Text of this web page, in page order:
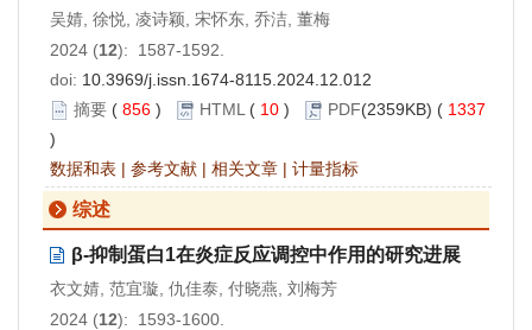
吴婧, 徐悦, 凌诗颖, 宋怀东, 乔洁, 董梅
2024 (12): 1587-1592.
doi: 10.3969/j.issn.1674-8115.2024.12.012
摘要 ( 856 ) HTML ( 10 ) PDF(2359KB) ( 1337
)
数据和表 | 参考文献 | 相关文章 | 计量指标
综述
β-抑制蛋白1在炎症反应调控中作用的研究进展
衣文婧, 范宜璇, 仇佳泰, 付晓燕, 刘梅芳
2024 (12): 1593-1600.